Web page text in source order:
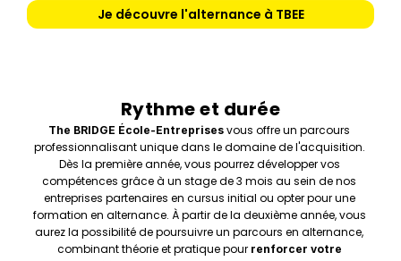
Je découvre l'alternance à TBEE
Rythme et durée
The BRIDGE École-Entreprises vous offre un parcours
professionnalisant unique dans le domaine de l'acquisition.
Dès la première année, vous pourrez développer vos
compétences grâce à un stage de 3 mois au sein de nos
entreprises partenaires en cursus initial ou opter pour une
formation en alternance. À partir de la deuxième année, vous
aurez la possibilité de poursuivre un parcours en alternance,
combinant théorie et pratique pour renforcer votre